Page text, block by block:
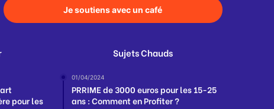
Je soutiens avec un café
pour les
Sujets Chauds
01/04/2024
PRRIME de 3000 euros pour les 15-25
ans : Comment en Profiter ?